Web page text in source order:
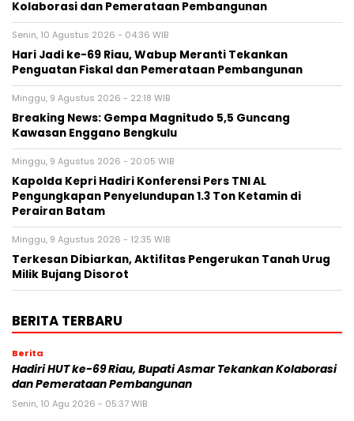
Kolaborasi dan Pemerataan Pembangunan
Senin, 10 Agustus 2026 - 04:36 WIB
Hari Jadi ke-69 Riau, Wabup Meranti Tekankan
Penguatan Fiskal dan Pemerataan Pembangunan
Minggu, 9 Agustus 2026 - 22:18 WIB
Breaking News: Gempa Magnitudo 5,5 Guncang
Kawasan Enggano Bengkulu
Minggu, 9 Agustus 2026 - 20:05 WIB
Kapolda Kepri Hadiri Konferensi Pers TNI AL
Pengungkapan Penyelundupan 1.3 Ton Ketamin di
Perairan Batam
Minggu, 9 Agustus 2026 - 12:35 WIB
Terkesan Dibiarkan, Aktifitas Pengerukan Tanah Urug
Milik Bujang Disorot
BERITA TERBARU
Berita
Hadiri HUT ke-69 Riau, Bupati Asmar Tekankan Kolaborasi
dan Pemerataan Pembangunan
Senin, 10 Agu 2026 - 05:37 WIB